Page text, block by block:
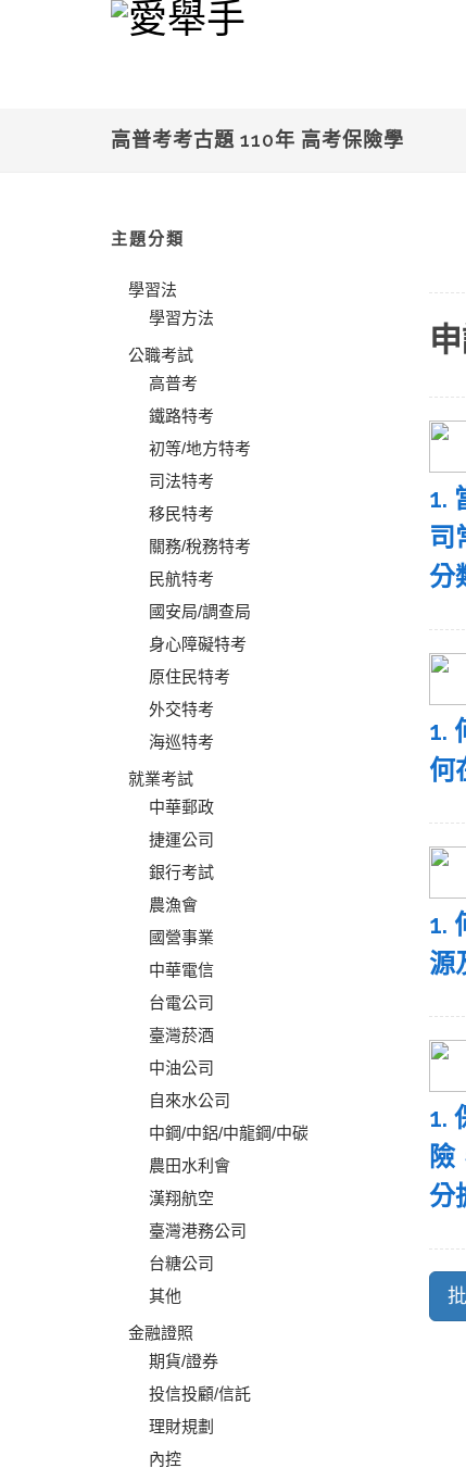
高普考考古題 110年 高考保險學
主題分類
學習法
學習方法
公職考試
高普考
鐵路特考
初等/地方特考
司法特考
移民特考
關務/稅務特考
民航特考
國安局/調查局
身心障礙特考
原住民特考
外交特考
海巡特考
就業考試
中華郵政
捷運公司
銀行考試
農漁會
國營事業
中華電信
台電公司
臺灣菸酒
中油公司
自來水公司
中鋼/中鋁/中龍鋼/中碳
農田水利會
漢翔航空
臺灣港務公司
台糖公司
其他
金融證照
期貨/證券
投信投顧/信託
理財規劃
內控
1.
司
分
1.
何
1.
源
1.
險
分